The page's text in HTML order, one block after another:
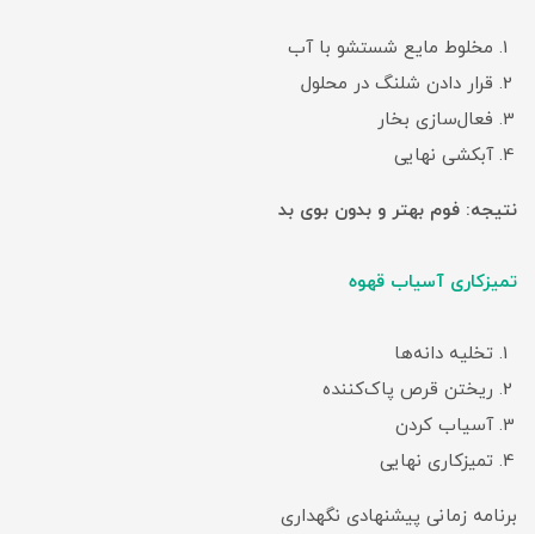
مخلوط مایع شستشو با آب
قرار دادن شلنگ در محلول
فعال‌سازی بخار
آبکشی نهایی
نتیجه: فوم بهتر و بدون بوی بد
تمیزکاری آسیاب قهوه
تخلیه دانه‌ها
ریختن قرص پاک‌کننده
آسیاب کردن
تمیزکاری نهایی
برنامه زمانی پیشنهادی نگهداری